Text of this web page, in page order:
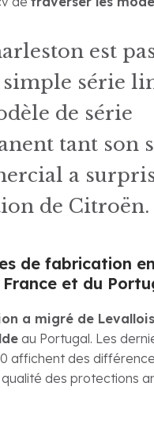
est
simple série
de série
tant son
a
de Citroën.
de fabrication
France et du
a migré de Levallois
au Portugal. Les
affichent des
des protections